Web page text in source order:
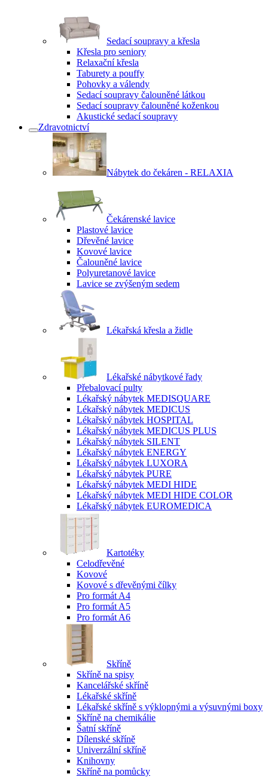
Sedací soupravy a křesla
Křesla pro seniory
Relaxační křesla
Taburety a pouffy
Pohovky a válendy
Sedací soupravy čalouněné látkou
Sedací soupravy čalouněné koženkou
Akustické sedací soupravy
Zdravotnictví
Nábytek do čekáren - RELAXIA
Čekárenské lavice
Plastové lavice
Dřevěné lavice
Kovové lavice
Čalouněné lavice
Polyuretanové lavice
Lavice se zvýšeným sedem
Lékařská křesla a židle
Lékařské nábytkové řady
Přebalovací pulty
Lékařský nábytek MEDISQUARE
Lékařský nábytek MEDICUS
Lékařský nábytek HOSPITAL
Lékařský nábytek MEDICUS PLUS
Lékařský nábytek SILENT
Lékařský nábytek ENERGY
Lékařský nábytek LUXORA
Lékařský nábytek PURE
Lékařský nábytek MEDI HIDE
Lékařský nábytek MEDI HIDE COLOR
Lékařský nábytek EUROMEDICA
Kartotéky
Celodřevěné
Kovové
Kovové s dřevěnými čílky
Pro formát A4
Pro formát A5
Pro formát A6
Skříně
Skříně na spisy
Kancelářské skříně
Lékařské skříně
Lékařské skříně s výklopnými a výsuvnými boxy
Skříně na chemikálie
Šatní skříně
Dílenské skříně
Univerzální skříně
Knihovny
Skříně na pomůcky